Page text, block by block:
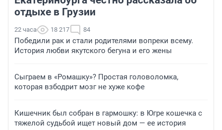
отдыхе в Грузии
22 часа 18 217 84
Победили рак и стали родителями вопреки всему.
История любви якутского бегуна и его жены
Сыграем в «Ромашку»? Простая головоломка,
которая взбодрит мозг не хуже кофе
Кишечник был собран в гармошку: в Югре кошечка с
тяжелой судьбой ищет новый дом — ее история